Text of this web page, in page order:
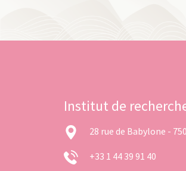
Institut de
28 rue de Babylone -
+33 1 44 39 91 40